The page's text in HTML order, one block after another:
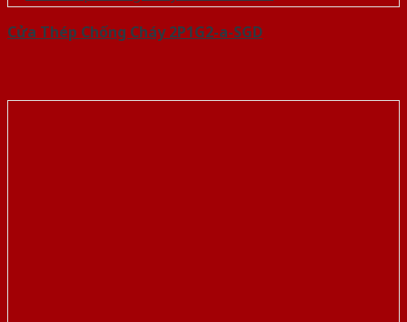
Cửa Thép Chống Cháy 2P1G2-a-SGD